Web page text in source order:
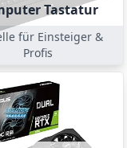
Tastatur
für Einsteiger &
Profis